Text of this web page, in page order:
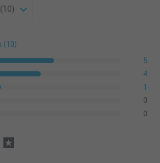
(10)
5
4
1
0
0